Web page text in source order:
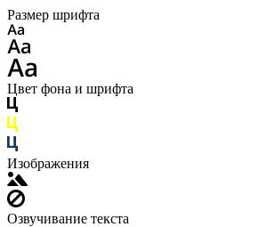
Размер шрифта
Цвет фона и шрифта
Изображения
Озвучивание текста